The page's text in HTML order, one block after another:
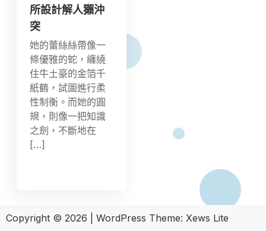
所設計解人獺沖
突
她的蕾絲絲帶像一
條優雅的蛇，纏繞
住牛土豪的金箔千
紙鶴，試圖進行柔
性制衡。而她的圓
規，則像一把知識
之劍，不斷地在
[…]
Copyright © 2026 WordPress Theme: Xews Lite